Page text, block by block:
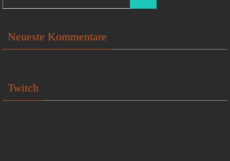
Neueste Kommentare
Twitch